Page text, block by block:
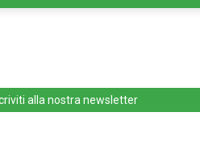
alla nostra newsletter